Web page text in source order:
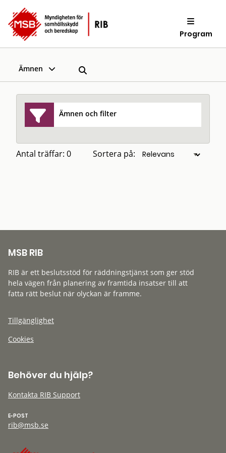
Program
Ämnen
Ämnen och filter
Antal träffar: 0 Sortera på:
MSB RIB
RIB är ett beslutsstöd för räddningstjänst som ger stöd
hela vägen från planering av framtida insatser till att
fatta rätt beslut när olyckan är framme.
Tillgänglighet
Cookies
Behöver du hjälp?
Kontakta RIB Support
E-POST
rib@msb.se